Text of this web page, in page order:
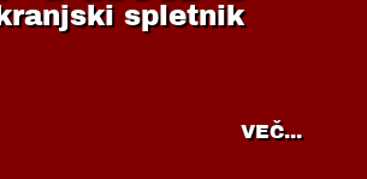
kranjski spletnik
VEČ...